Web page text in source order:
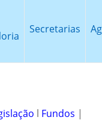
Secretarias
l Fundos |